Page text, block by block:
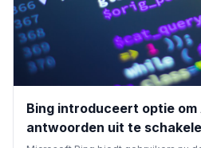
Bing introduceert optie om
antwoorden uit te